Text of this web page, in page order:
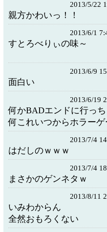
2013/5/22
親方かわいっ！！
2013/6/1
すとろべりぃの味～
2013/6/9
面白い
2013/6/19
何かBADエンドに行っ
何これいつからホラー
2013/7/4
はだしのｗｗｗ
2013/7/4
まさかのゲンネタｗ
2013/8/11
いみわからん
全然おもろくない